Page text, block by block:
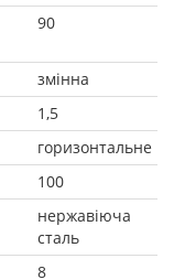
90
змінна
1,5
горизонтальне
100
нержавіюча
сталь
8